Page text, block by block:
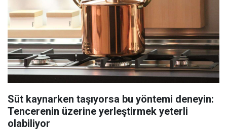
Süt kaynarken taşıyorsa bu yöntemi deneyin:
Tencerenin üzerine yerleştirmek yeterli
olabiliyor